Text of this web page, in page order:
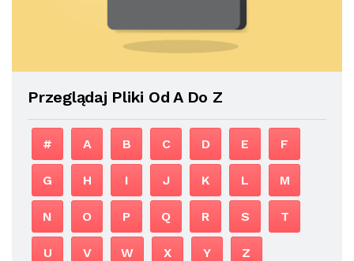
Przeglądaj Pliki Od A Do Z
# A B C D E F
G H I J K L M
N O P Q R S T
U V W X Y Z